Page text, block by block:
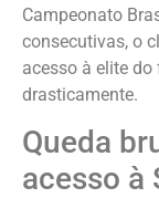
Campeonato
consecutivas, o
acesso à elite
drasticamente.
Queda
acesso à